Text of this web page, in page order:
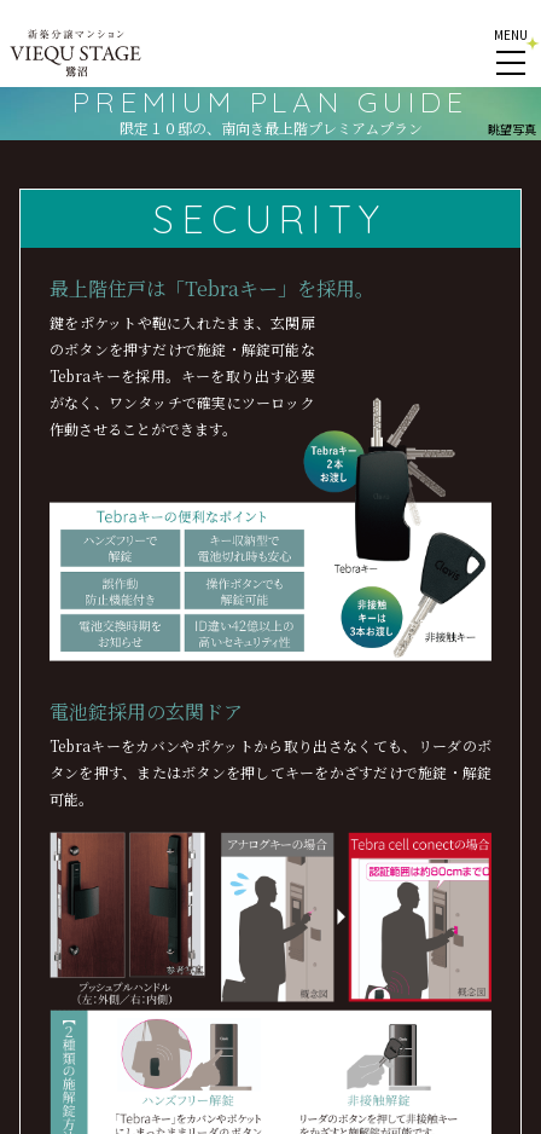
MENU
PREMIUM PLAN GUIDE
限定１０邸の、南向き最上階プレミアムプラン 眺望写真
SECURITY
最上階住戸は「Tebraキー」を採用。
鍵をポケットや鞄に入れたまま、玄関扉
のボタンを押すだけで施錠・解錠可能な
Tebraキーを採用。キーを取り出す必要
がなく、ワンタッチで確実にツーロック
作動させることができます。
電池錠採用の玄関ドア
Tebraキーをカバンやポケットから取り出さなくても、リーダのボ
タンを押す、またはボタンを押してキーをかざすだけで施錠・解錠
可能。